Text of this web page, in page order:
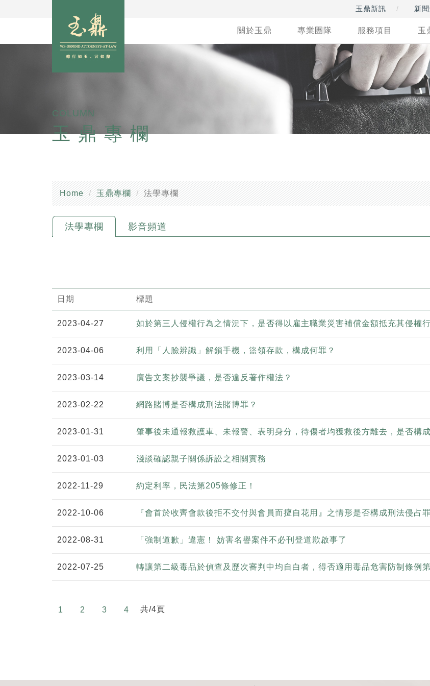
玉鼎新訊 新
關於玉鼎 專業團隊 服務項目 玉
COLUMN
玉鼎專欄
Home 玉鼎專欄 法學專欄
法學專欄 影音頻道
日期 標題
2023-04-27 如於第三人侵權行為之情況下，是否得以雇主職業災害補償金額抵充其侵權
2023-04-06 利用「人臉辨識」解鎖手機，盜領存款，構成何罪？
2023-03-14 廣告文案抄襲爭議，是否違反著作權法？
2023-02-22 網路賭博是否構成刑法賭博罪？
2023-01-31 肇事後未通報救護車、未報警、表明身分，待傷者均獲救後方離去，是否構
2023-01-03 淺談確認親子關係訴訟之相關實務
2022-11-29 約定利率，民法第205條修正！
2022-10-06 『會首於收齊會款後拒不交付與會員而擅自花用』之情形是否構成刑法侵占
2022-08-31 「強制道歉」違憲！ 妨害名譽案件不必刊登道歉啟事了
2022-07-25 轉讓第二級毒品於偵查及歷次審判中均自白者，得否適用毒品危害防制條例
1 2 3 4 共/4頁